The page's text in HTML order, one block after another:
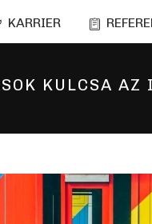
KARRIER
KULCSA AZ